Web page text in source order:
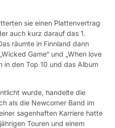
sie einen Plattenvertrag
auch kurz darauf das 1.
räumte in Finnland dann
Game“ und „When love
in den Top 10 und das Album
wurde, handelte die
als die Newcomer Band im
sagenhaften Karriere hatte
Touren und einem